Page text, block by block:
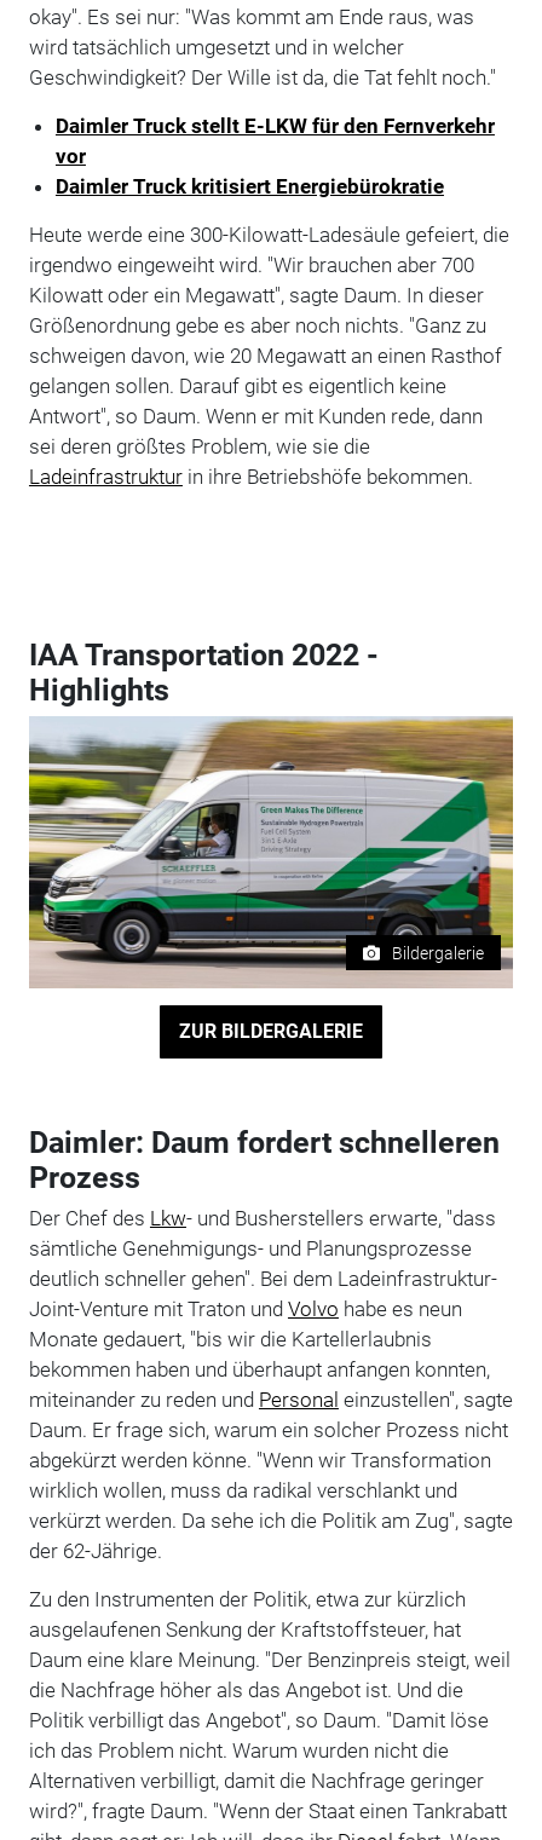
okay". Es sei nur: "Was kommt am Ende raus, was
wird tatsächlich umgesetzt und in welcher
Geschwindigkeit? Der Wille ist da, die Tat fehlt noch."
Daimler Truck stellt E-LKW für den Fernverkehr
vor
Daimler Truck kritisiert Energiebürokratie
Heute werde eine 300-Kilowatt-Ladesäule gefeiert, die
irgendwo eingeweiht wird. "Wir brauchen aber 700
Kilowatt oder ein Megawatt", sagte Daum. In dieser
Größenordnung gebe es aber noch nichts. "Ganz zu
schweigen davon, wie 20 Megawatt an einen Rasthof
gelangen sollen. Darauf gibt es eigentlich keine
Antwort", so Daum. Wenn er mit Kunden rede, dann
sei deren größtes Problem, wie sie die
Ladeinfrastrukturin ihre Betriebshöfe bekommen.
IAA Transportation 2022 -
Highlights
Bildergalerie
ZUR BILDERGALERIE
Daimler: Daum fordert schnelleren
Prozess
Der Chef des Lkw- und Busherstellers erwarte, "dass
sämtliche Genehmigungs- und Planungsprozesse
deutlich schneller gehen". Bei dem Ladeinfrastruktur-
Joint-Venture mit Traton und Volvo habe es neun
Monate gedauert, "bis wir die Kartellerlaubnis
bekommen haben und überhaupt anfangen konnten,
miteinander zu reden und Personal einzustellen", sagte
Daum. Er frage sich, warum ein solcher Prozess nicht
abgekürzt werden könne. "Wenn wir Transformation
wirklich wollen, muss da radikal verschlankt und
verkürzt werden. Da sehe ich die Politik am Zug", sagte
der 62-Jährige.
Zu den Instrumenten der Politik, etwa zur kürzlich
ausgelaufenen Senkung der Kraftstoffsteuer, hat
Daum eine klare Meinung. "Der Benzinpreis steigt, weil
die Nachfrage höher als das Angebot ist. Und die
Politik verbilligt das Angebot", so Daum. "Damit löse
ich das Problem nicht. Warum wurden nicht die
Alternativen verbilligt, damit die Nachfrage geringer
wird?", fragte Daum. "Wenn der Staat einen Tankrabatt